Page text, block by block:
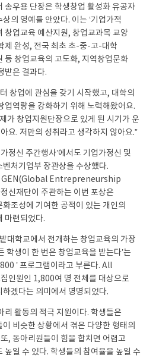
송우용 단장은 학생창업 활성화 유공자
의 영예를 안았다. 이는 ‘기업가적
창업교육 예산지원, 창업교과목 교양
제 완성, 전국 최초 초-중-고-대학
등 창업교육의 고도화, 지역창업문화
받은 결과다.
창업에 관심을 갖기 시작했고, 대학의
업역량을 강화하기 위해 노력해왔어요.
가 창업지원단장으로 있게 된 시기가 운
요. 저만의 성취라고 생각하지 않아요.”
정신 주간행사’에서도 기업가정신 및
처기업부 장관상을 수상했다.
GEN(Global Entrepreneurship
신재단이 주관하는 이번 포상은
조성에 기여한 공적이 있는 개인의
마련되었다.
대학교에서 전개하는 창업교육의 가장
학생이 한 번은 창업교육을 받는다’는
’ 프로그램이라고 부른다. All
인원인 1,800여 명 전체를 대상으로
겠다는 의미에서 명명되었다.
리 활동의 적극 지원이다. 학생들은
비슷한 상황에서 겪은 다양한 형태의
, 동아리원들이 힘을 합치면 어렵고
높일 수 있다. 학생들의 참여율을 높일 수